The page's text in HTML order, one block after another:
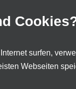
surfen,
Webseiten